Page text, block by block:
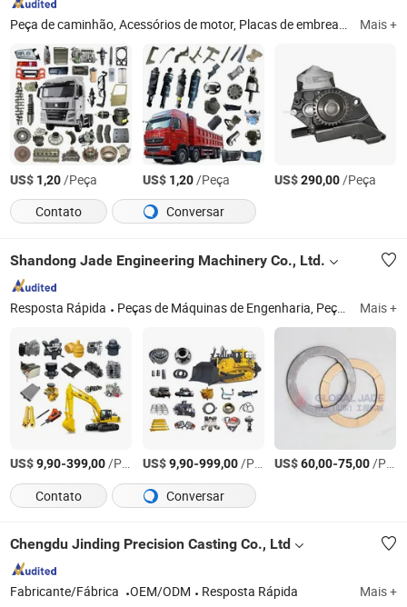
Peça de caminhão, Acessórios de motor, Placas de embreagem, Peça de motor, Caixa de câmbio, Acessórios de transmissão, Filtro, Pistão, Acessórios de cabine, Luzes Mais +
US$ 1,20/Peça US$ 1,20/Peça US$290,00/Peça
Contato
Conversar
Shandong Jade Engineering Machinery Co., Ltd.
Resposta Rápida Peças de Máquinas de Engenharia, Peça de Escavadora, Peça de Bulldozer, Peças de Guindaste, Peças de Automóvel, Peça de Máquinas de Construção, Peça de Carregadeira, Peça de Caminhão Basculante, Peça de Veículo Articulado Mais +
US$9,90-399,00/Peça US$9,90-999,00/Peça US$60,00-75,00/Peça
Contato
Conversar
Chengdu Jinding Precision Casting Co., Ltd
Fabricante/Fábrica OEM/ODM Resposta Rápida Mais +